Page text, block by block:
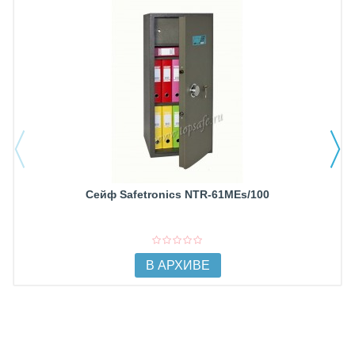
Сейф Safetronics NTR-61MEs/100
В АРХИВЕ